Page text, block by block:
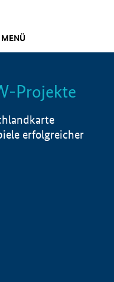
MENÜ
Info
Projekte
erfolgreicher